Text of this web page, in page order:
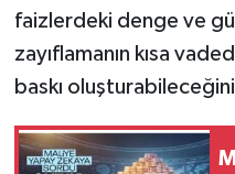
faizlerdeki denge ve
zayıflamanın kısa
baskı